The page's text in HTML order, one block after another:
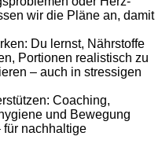
wir die Pläne an, damit
Du lernst, Nährstoffe
Portionen realistisch zu
– auch in stressigen
Coaching,
und Bewegung
für nachhaltige